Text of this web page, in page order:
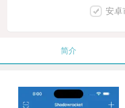
安卓
简介